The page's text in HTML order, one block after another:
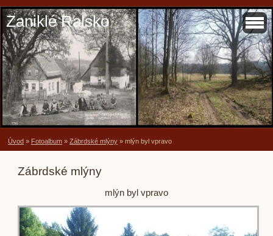
Zaniklé Ralsko
Úvod » Fotoalbum » Zábrdské mlýny » mlýn byl vpravo
Zábrdské mlýny
mlýn byl vpravo